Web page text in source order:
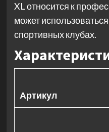
XL относится к
может
спортивных клубах.
Артикул